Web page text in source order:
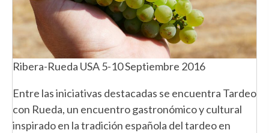
Ribera-Rueda USA 5-10 Septiembre 2016
Entre las iniciativas destacadas se encuentra Tardeo
con Rueda, un encuentro gastronómico y cultural
inspirado en la tradición española del tardeo en